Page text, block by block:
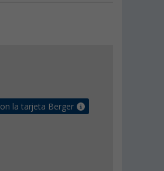
la tarjeta Berger